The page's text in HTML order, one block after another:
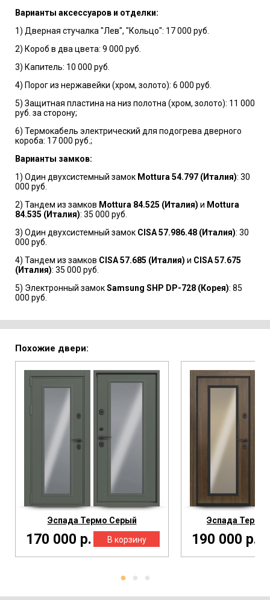
Варианты аксессуаров и отделки:
1) Дверная стучалка "Лев", "Кольцо": 17 000 руб.
2) Короб в два цвета: 9 000 руб.
3) Капитель: 10 000 руб.
4) Порог из нержавейки (хром, золото): 6 000 руб.
5) Защитная пластина на низ полотна (хром, золото): 11 000
руб. за сторону;
6) Термокабель электрический для подогрева дверного
короба: 17 000 руб.;
Варианты замков:
1) Один двухсистемный замок Mottura 54.797 (Италия): 30
000 руб.
2) Тандем из замков Mottura 84.525 (Италия) и Mottura
84.535 (Италия): 35 000 руб.
3) Один двухсистемный замок CISA 57.986.48 (Италия): 30
000 руб.
4) Тандем из замков CISA 57.685 (Италия) и CISA 57.675
(Италия): 35 000 руб.
5) Электронный замокSamsung SHP DP-728 (Корея): 85
000 руб.
Похожие двери:
Эспада Термо Серый
170 000 р.
Эспада Термо
190 000 р.